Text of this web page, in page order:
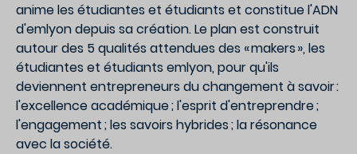
anime les étudiantes et étudiants et constitue l'ADN
d'emlyon depuis sa création. Le plan est construit
autour des 5 qualités attendues des « makers », les
étudiantes et étudiants emlyon, pour qu'ils
deviennent entrepreneurs du changement à savoir :
l'excellence académique ; l'esprit d'entreprendre ;
l'engagement ; les savoirs hybrides ; la résonance
avec la société.